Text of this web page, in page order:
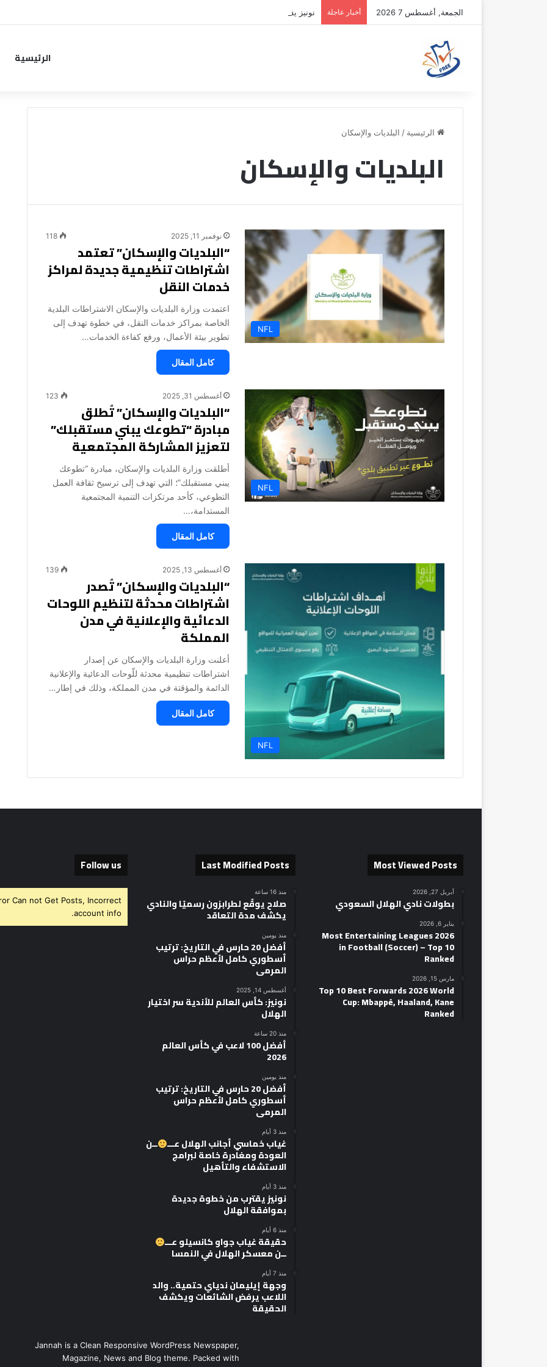
الجمعة, أغسطس 7 2026 أخبار عاجلة نونيز يقترب من خطوة جديدة بموافقة الهلال
الرئيسية
الرئيسية / البلديات والإسكان
البلديات والإسكان
NFL
نوفمبر 11, 2025 118
“البلديات والإسكان” تعتمد
اشتراطات تنظيمية جديدة لمراكز
خدمات النقل
اعتمدت وزارة البلديات والإسكان الاشتراطات البلدية
الخاصة بمراكز خدمات النقل، في خطوة تهدف إلى
تطوير بيئة الأعمال، ورفع كفاءة الخدمات…
كامل المقال
NFL
أغسطس 31, 2025 123
“البلديات والإسكان” تُطلق
مبادرة “تطوعك يبني مستقبلك”
لتعزيز المشاركة المجتمعية
أطلقت وزارة البلديات والإسكان، مبادرة “تطوعك
يبني مستقبلك”؛ التي تهدف إلى ترسيخ ثقافة العمل
التطوعي، كأحد مرتكزات التنمية المجتمعية
المستدامة،…
كامل المقال
NFL
أغسطس 13, 2025 139
“البلديات والإسكان” تُصدر
اشتراطات محدثة لتنظيم اللوحات
الدعائية والإعلانية في مدن
المملكة
أعلنت وزارة البلديات والإسكان عن إصدار
اشتراطات تنظيمية محدثة للّوحات الدعائية والإعلانية
الدائمة والمؤقتة في مدن المملكة، وذلك في إطار…
كامل المقال
Most Viewed Posts
أبريل 27, 2026
بطولات نادي الهلال السعودي
يناير 6, 2026
2026 Most Entertaining Leagues
in Football (Soccer) – Top 10
Ranked
مارس 15, 2026
Top 10 Best Forwards 2026 World
Cup: Mbappé, Haaland, Kane
Ranked
Last Modified Posts
منذ 16 ساعة
صلاح يوقّع لطرابزون رسميًا والنادي
يكشف مدة التعاقد
منذ يومين
أفضل 20 حارس في التاريخ: ترتيب
أسطوري كامل لأعظم حراس
المرمى
أغسطس 14, 2025
نونيز: كأس العالم للأندية سر اختيار
الهلال
منذ 20 ساعة
أفضل 100 لاعب في كأس العالم
2026
منذ يومين
أفضل 20 حارس في التاريخ: ترتيب
أسطوري كامل لأعظم حراس
المرمى
منذ 3 أيام
غياب خماسي أجانب الهلال عـــ ــن
العودة ومغادرة خاصة لبرامج
الاستشفاء والتأهيل
منذ 3 أيام
نونيز يقترب من خطوة جديدة
بموافقة الهلال
منذ 6 أيام
حقيقة غياب جواو كانسيلو عـــ
ــن معسكر الهلال في النمسا
منذ 7 أيام
وجهة إيليمان ندياي حتمية.. والد
اللاعب يرفض الشائعات ويكشف
الحقيقة
Follow us
Can not Get Posts, Incorrect
account info.
Jannah is a Clean Responsive WordPress Newspaper,
Magazine, News and Blog theme. Packed with